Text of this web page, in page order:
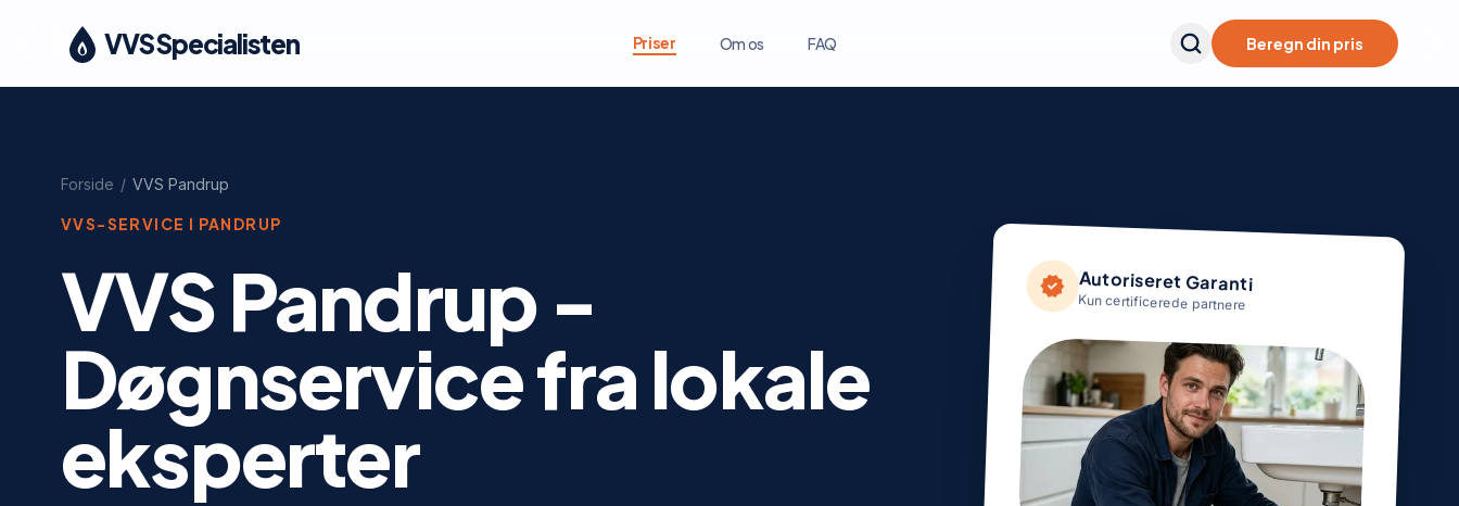
VVS Specialisten Priser Om os FAQ Beregn din pris
Forside / VVS Pandrup
VVS-SERVICE I PANDRUP
VVS Pandrup -
Døgnservice fra lokale
eksperter
verified Autoriseret Garanti
Kun certificerede partnere